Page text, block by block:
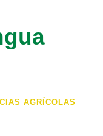
AGRÍCOLAS